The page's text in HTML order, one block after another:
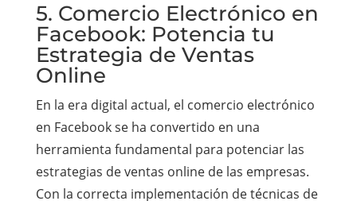
5. Comercio Electrónico en
Facebook: Potencia tu
Estrategia de Ventas
Online
En la era digital actual, el comercio electrónico
en Facebook se ha convertido en una
herramienta fundamental para potenciar las
estrategias de ventas online de las empresas.
Con la correcta implementación de técnicas de